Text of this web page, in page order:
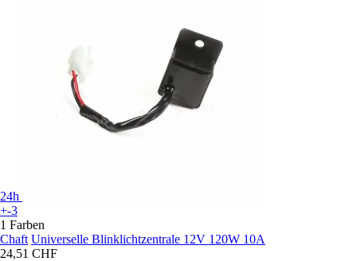
24h
+-3
1 Farben
Chaft Universelle Blinklichtzentrale 12V 120W 10A
24,51 CHF